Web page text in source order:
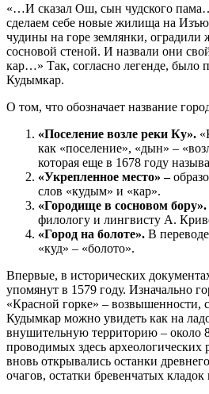
«…И сказал Ош, сын чудского
сделаем себе новые жилища на
чудины на горе землянки,
сосновой стеной. И назвали они
кар…» Так, согласно легенде, было
Кудымкар.
О том, что обозначает название
«Поселение возле реки Ку».
как «поселение», «дын» –
которая еще в 1678 году
«Укрепленное место» –
слов «кудым» и «кар».
«Городище в сосновом бору».
филологу и лингвисту А.
«Город на болоте». В
«куд» – «болото».
Впервые, в исторических
упомянут в 1579 году. Изначально
«Красной горке» – возвышенности,
Кудымкар можно увидеть как на
внушительную территорию – около
проводимых здесь археологических
вновь открывались останки
очагов, остатки бревенчатых